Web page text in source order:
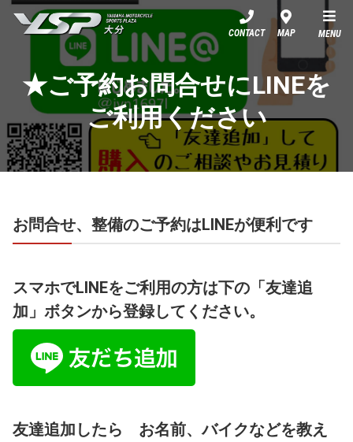
CONTACT MAP MENU
★ご予約お問合せにLINEを
ご利用ください
お問合せ、整備のご予約はLINEが便利です
スマホでLINEをご利用の方は下の「友達追
加」ボタンから登録してください。
友達追加したら お名前、バイクなどを教え